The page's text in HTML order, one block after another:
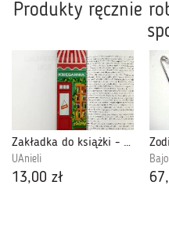
Produkty ręcznie
Zakładka do książki - księgarnia, na prezent
UAnieli
13,00 zł